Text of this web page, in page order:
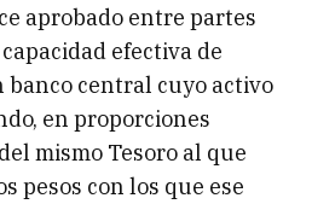
aprobado entre partes
efectiva de
central cuyo activo
en proporciones
mismo Tesoro al que
pesos con los que ese